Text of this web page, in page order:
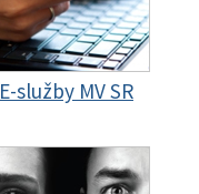
E-služby MV SR